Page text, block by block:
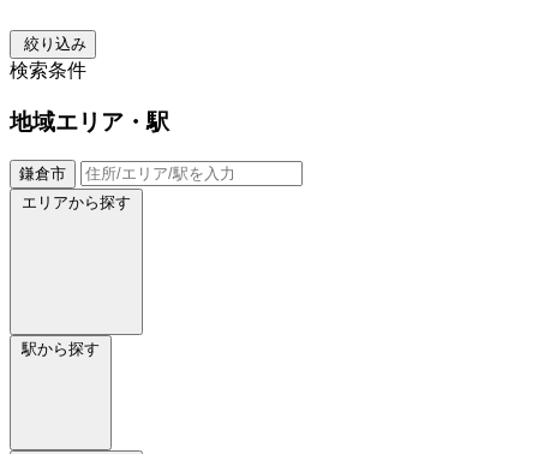
絞り込み
検索条件
地域エリア・駅
鎌倉市
エリアから探す
駅から探す